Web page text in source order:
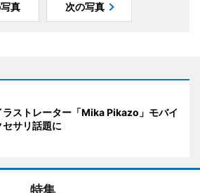
真 次の写真
ラストレーター「Mika Pikazo」モバイ
セサリ話題に
特集